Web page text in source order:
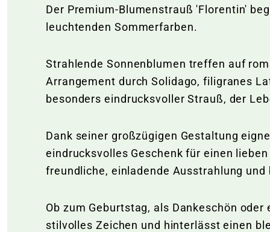
Der Premium-Blumenstrauß 'Florentin'
leuchtenden Sommerfarben.
Strahlende Sonnenblumen treffen auf
Arrangement durch Solidago, filigranes
besonders eindrucksvoller Strauß, der
Dank seiner großzügigen Gestaltung
eindrucksvolles Geschenk für einen
freundliche, einladende Ausstrahlung
Ob zum Geburtstag, als Dankeschön
stilvolles Zeichen und hinterlässt einen